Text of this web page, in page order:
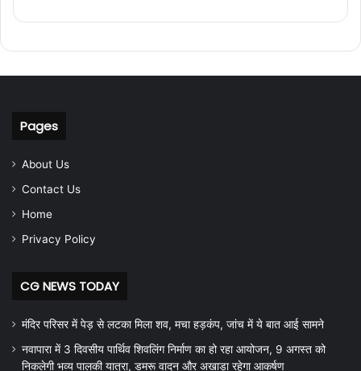
Pages
About Us
Contact Us
Home
Privacy Policy
CG NEWS TODAY
मंदिर परिसर में पेड़ से लटका मिला शव, मचा हड़कंप, जांच में ये बात आई सामने
नवापारा में 3 दिवसीय पार्थिव शिवलिंग निर्माण का हो रहा आयोजन, 9 अगस्त को
निकलेगी भव्य पालकी यात्रा, डमरू वादन और अखाड़ा रहेगा आकर्षण